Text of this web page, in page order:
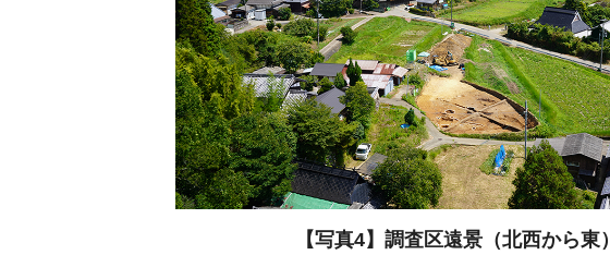
【写真4】調査区遠景（北西から東）